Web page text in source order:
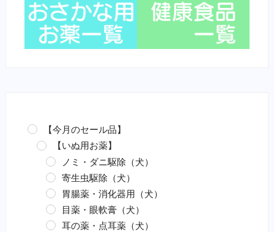
【今月のセール品】
【いぬ用お薬】
ノミ・ダニ駆除（犬）
寄生虫駆除（犬）
胃腸薬・消化器用（犬）
目薬・眼軟膏（犬）
耳の薬・点耳薬（犬）